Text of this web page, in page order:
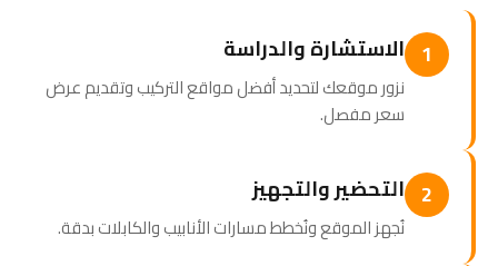
1 الاستشارة والدراسة
نزور موقعك لتحديد أفضل مواقع التركيب وتقديم عرض
سعر مفصل.
2 التحضير والتجهيز
نُجهز الموقع ونُخطط مسارات الأنابيب والكابلات بدقة.